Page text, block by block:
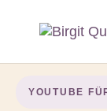
YOUTUBE